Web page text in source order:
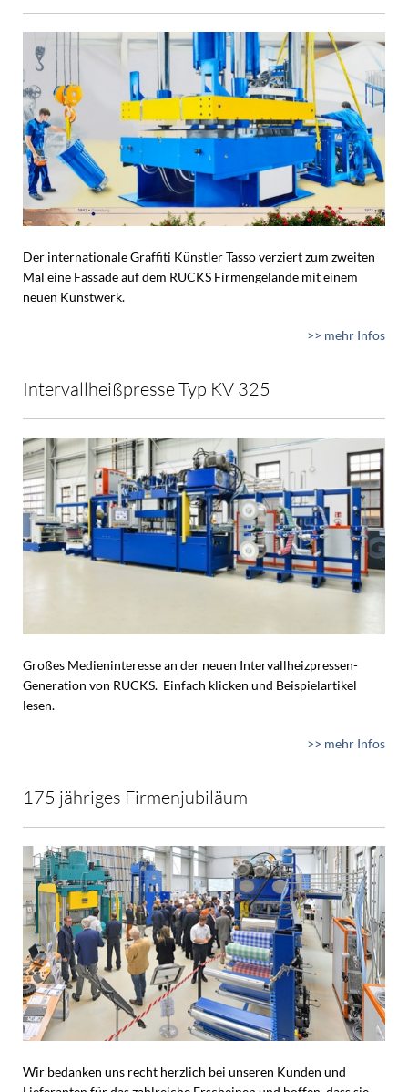
Der internationale Graffiti Künstler Tasso verziert zum zweiten
Mal eine Fassade auf dem RUCKS Firmengelände mit einem
neuen Kunstwerk.
>> mehr Infos
Intervallheißpresse Typ KV 325
Großes Medieninteresse an der neuen Intervallheizpressen-
Generation von RUCKS. Einfach klicken und Beispielartikel
lesen.
>> mehr Infos
175 jähriges Firmenjubiläum
Wir bedanken uns recht herzlich bei unseren Kunden und